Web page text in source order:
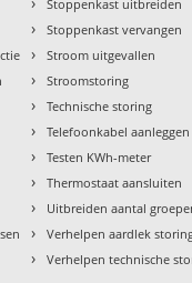
Stoppenkast uitbreiden
› Stoppenkast vervangen
› Stroom uitgevallen
› Stroomstoring
› Technische storing
› Telefoonkabel aanleggen
› Testen KWh-meter
› Thermostaat aansluiten
› Uitbreiden aantal
› Verhelpen aardlek
› Verhelpen technische